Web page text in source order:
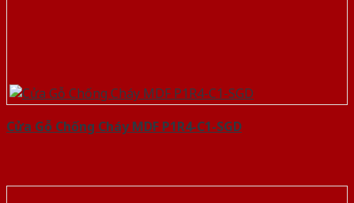
Cửa Gỗ Chống Cháy MDF P1R4-C1-SGD